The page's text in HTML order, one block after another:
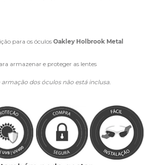
para os óculos Oakley Holbrook Metal
armazenar e proteger as lentes
dos óculos não está inclusa.